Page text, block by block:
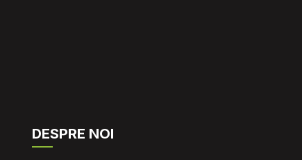
DESPRE NOI